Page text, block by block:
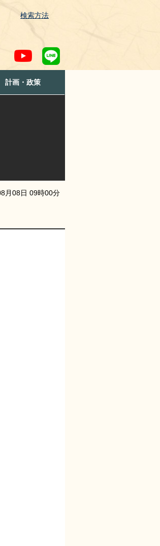
検索方法
計画・政策
月08日 09時00分